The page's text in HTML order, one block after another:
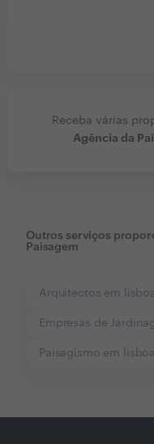
Receba várias
Agência da
Outros serviços
Paisagem
Arquitectos em lisboa
Empresas de
Paisagismo em lisboa